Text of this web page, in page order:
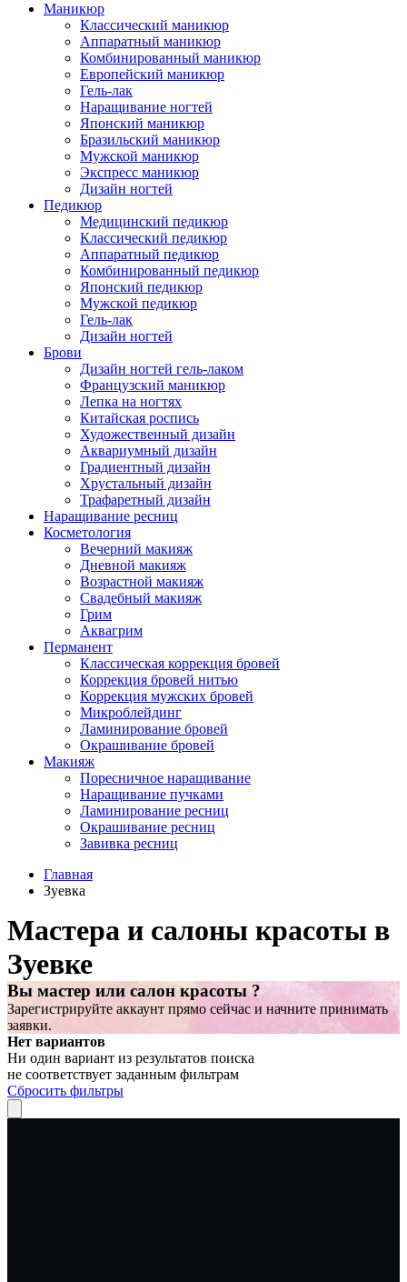
Маникюр
Классический маникюр
Аппаратный маникюр
Комбинированный маникюр
Европейский маникюр
Гель-лак
Наращивание ногтей
Японский маникюр
Бразильский маникюр
Мужской маникюр
Экспресс маникюр
Дизайн ногтей
Педикюр
Медицинский педикюр
Классический педикюр
Аппаратный педикюр
Комбинированный педикюр
Японский педикюр
Мужской педикюр
Гель-лак
Дизайн ногтей
Брови
Дизайн ногтей гель-лаком
Французский маникюр
Лепка на ногтях
Китайская роспись
Художественный дизайн
Аквариумный дизайн
Градиентный дизайн
Хрустальный дизайн
Трафаретный дизайн
Наращивание ресниц
Косметология
Вечерний макияж
Дневной макияж
Возрастной макияж
Свадебный макияж
Грим
Аквагрим
Перманент
Классическая коррекция бровей
Коррекция бровей нитью
Коррекция мужских бровей
Микроблейдинг
Ламинирование бровей
Окрашивание бровей
Макияж
Поресничное наращивание
Наращивание пучками
Ламинирование ресниц
Окрашивание ресниц
Завивка ресниц
Главная
Зуевка
Мастера и салоны красоты в
Зуевке
Вы мастер или салон красоты ?
Зарегистрируйте аккаунт прямо сейчас и начните принимать
заявки.
Нет вариантов
Ни один вариант из результатов поиска
не соответствует заданным фильтрам
Сбросить фильтры